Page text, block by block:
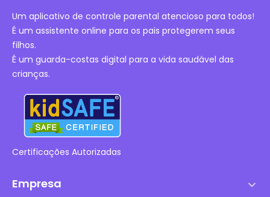
Um aplicativo de controle parental atencioso para todos!
É um assistente online para os pais protegerem seus
filhos.
É um guarda-costas digital para a vida saudável das
crianças.
Certificações Autorizadas
Empresa